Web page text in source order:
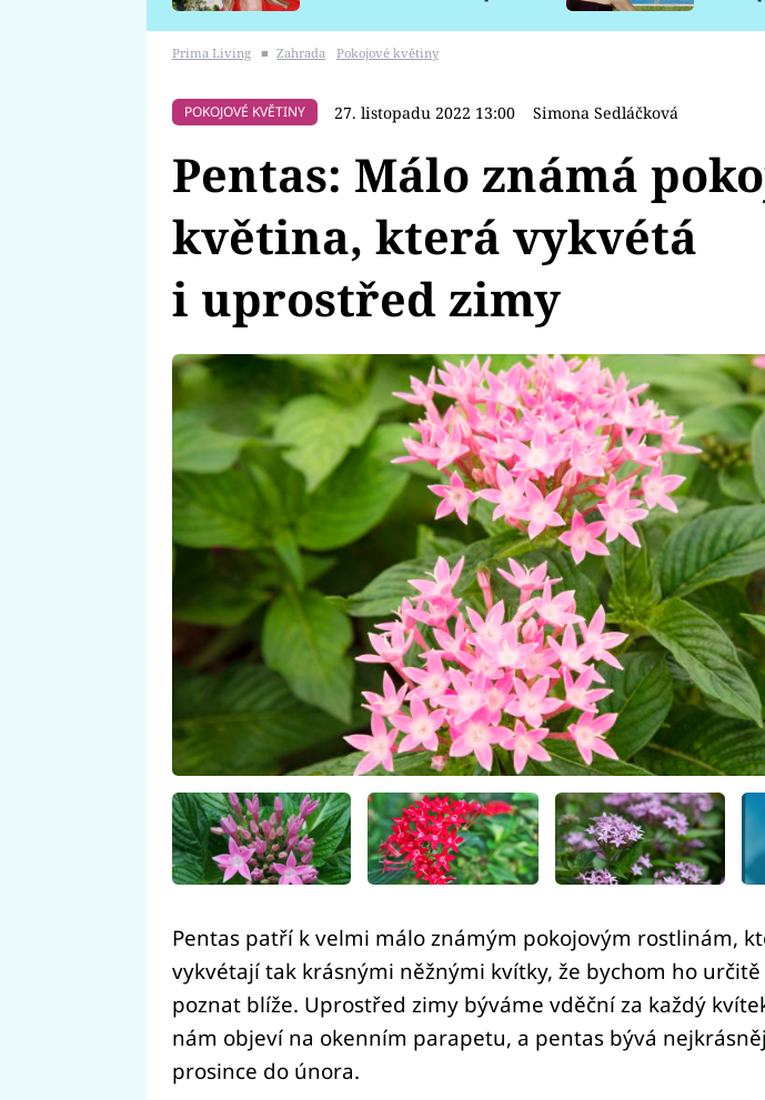
Prima Living ■ Zahrada Pokojové květiny
POKOJOVÉ KVĚTINY 27. listopadu 2022 13:00 Simona Sedláčková
Pentas: Málo známá
květina, která vykvétá
i uprostřed zimy
Pentas patří k velmi málo známým pokojovým rostlinám,
vykvétají tak krásnými něžnými kvítky, že bychom ho
poznat blíže. Uprostřed zimy býváme vděční za každý
nám objeví na okenním parapetu, a pentas bývá
prosince do února.